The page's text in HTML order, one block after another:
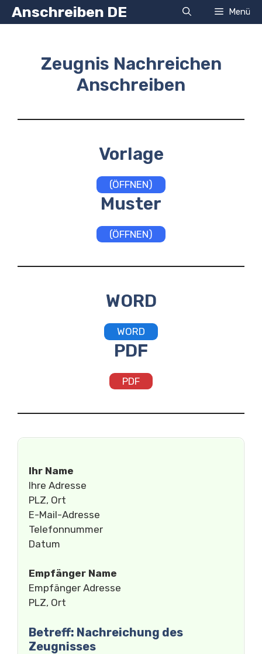
Zum
Inhalt
Anschreiben DE Menü
Zeugnis Nachreichen
Anschreiben
Vorlage
(ÖFFNEN)
Muster
(ÖFFNEN)
WORD
WORD
PDF
PDF
Ihr Name
Ihre Adresse
PLZ, Ort
E-Mail-Adresse
Telefonnummer
Datum
Empfänger Name
Empfänger Adresse
PLZ, Ort
Betreff: Nachreichung des
Zeugnisses